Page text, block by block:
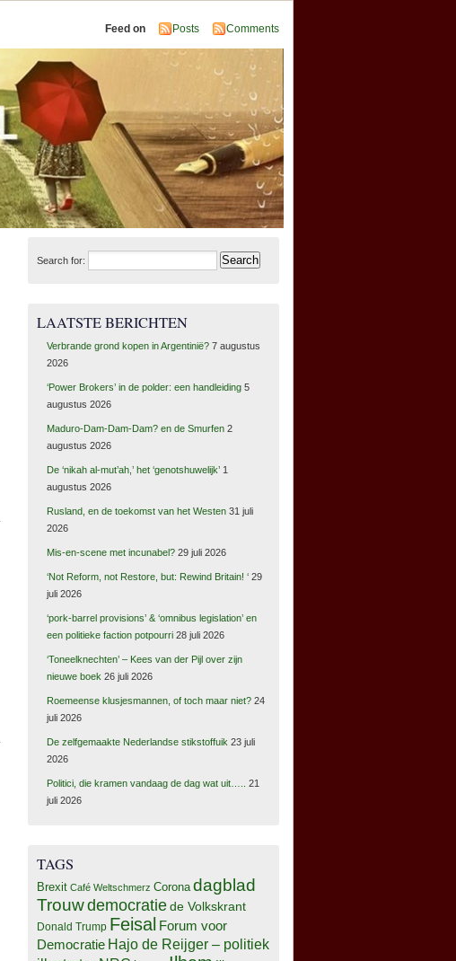
Feed on Posts Comments
Search for:
LAATSTE BERICHTEN
Verbrande grond kopen in Argentinië? 7 augustus
2026
‘Power Brokers’ in de polder: een handleiding 5
augustus 2026
Maduro-Dam-Dam-Dam? en de Smurfen 2
augustus 2026
De ‘nikah al-mut’ah,’ het ‘genotshuwelijk’ 1
augustus 2026
Rusland, en de toekomst van het Westen 31 juli
2026
Mis-en-scene met incunabel? 29 juli 2026
‘Not Reform, not Restore, but: Rewind Britain! ‘ 29
juli 2026
‘pork-barrel provisions’ & ‘omnibus legislation’ en
een politieke faction potpourri 28 juli 2026
‘Toneelknechten’ – Kees van der Pijl over zijn
nieuwe boek 26 juli 2026
Roemeense klusjesmannen, of toch maar niet? 24
juli 2026
De zelfgemaakte Nederlandse stikstoffuik 23 juli
2026
Politici, die kramen vandaag de dag wat uit…..
21
juli 2026
TAGS
Brexit Café Weltschmerz Corona dagblad
Trouwdemocratiede Volkskrant
Donald Trump Feisal Forum voor
Democratie Hajo de Reijger – politiek